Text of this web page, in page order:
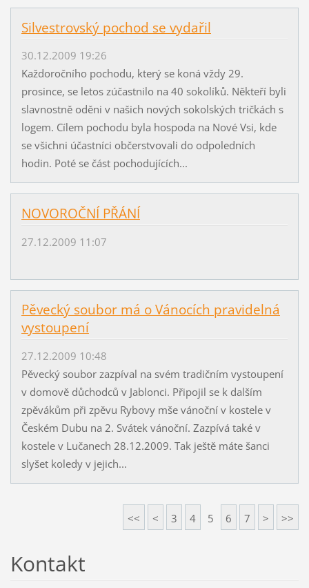
Silvestrovský pochod se vydařil
30.12.2009 19:26
Každoročního pochodu, který se koná vždy 29.
prosince, se letos zúčastnilo na 40 sokolíků. Někteří byli
slavnostně oděni v našich nových sokolských tričkách s
logem. Cílem pochodu byla hospoda na Nové Vsi, kde
se všichni účastníci občerstvovali do odpoledních
hodin. Poté se část pochodujících...
NOVOROČNÍ PŘÁNÍ
27.12.2009 11:07
Pěvecký soubor má o Vánocích pravidelná
vystoupení
27.12.2009 10:48
Pěvecký soubor zazpíval na svém tradičním vystoupení
v domově důchodců v Jablonci. Připojil se k dalším
zpěvákům při zpěvu Rybovy mše vánoční v kostele v
Českém Dubu na 2. Svátek vánoční. Zazpívá také v
kostele v Lučanech 28.12.2009. Tak ještě máte šanci
slyšet koledy v jejich...
<< < 3 4 5 6 7 > >>
Kontakt